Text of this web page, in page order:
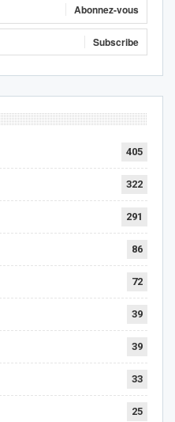
Abonnez-vous
Subscribe
405
322
291
86
72
39
39
33
25